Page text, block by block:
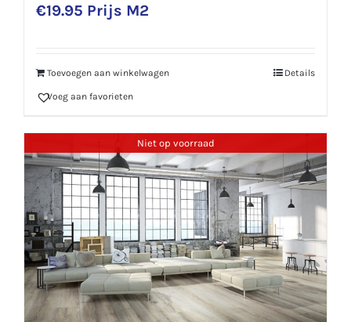
€19.95 Prijs M2
Toevoegen aan winkelwagen Details
Voeg aan favorieten
Niet op voorraad